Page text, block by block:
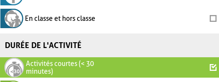
En classe et hors classe
DURÉE DE L'ACTIVITÉ
Activités courtes (< 30
minutes)